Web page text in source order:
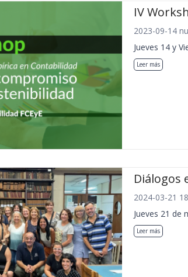
IV
2023-09-14
Jueves 14 y
Leer más
Diálogos
2024-03-21
Jueves 21 de
Leer más